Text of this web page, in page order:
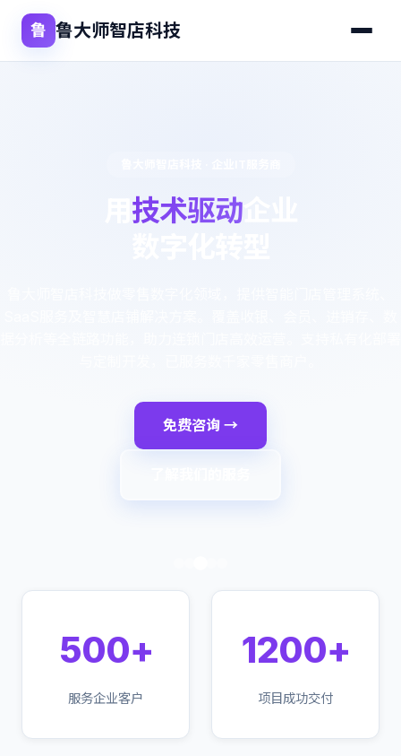
鲁 鲁大师智店科技
技术驱动企业
免费咨询 →
500+
服务企业客户
1200+
项目成功交付